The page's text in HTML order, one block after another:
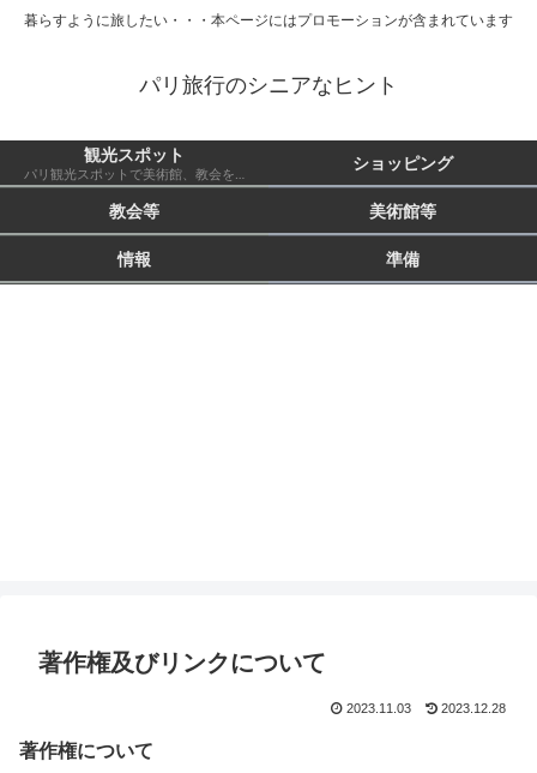
暮らすように旅したい・・・本ページにはプロモーションが含まれています
パリ旅行のシニアなヒント
観光スポット
パリ観光スポットで美術館、教会を除いたもの 市外も含む
ショッピング
教会等 美術館等
情報 準備
著作権及びリンクについて
2023.11.03 2023.12.28
著作権について